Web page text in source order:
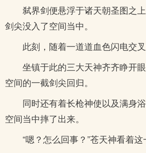
弑界剑便悬浮于诸天朝圣图之
剑尖没入了空间当中。
此刻，随着一道道血色闪电交叉
坐镇于此的三大天神齐齐睁开
空间的一截剑尖回归。
同时还有着长枪神使以及满身
空间当中摔了出来。
“嗯？怎么回事？”苍天神看着这